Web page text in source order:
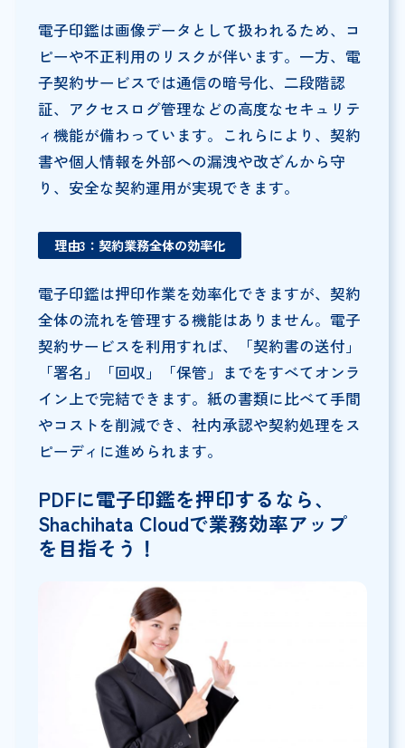
電子印鑑は画像データとして扱われるため、コ
ピーや不正利用のリスクが伴います。一方、電
子契約サービスでは通信の暗号化、二段階認
証、アクセスログ管理などの高度なセキュリテ
ィ機能が備わっています。これらにより、契約
書や個人情報を外部への漏洩や改ざんから守
り、安全な契約運用が実現できます。
理由3：契約業務全体の効率化
電子印鑑は押印作業を効率化できますが、契約
全体の流れを管理する機能はありません。電子
契約サービスを利用すれば、「契約書の送付」
「署名」「回収」「保管」までをすべてオンラ
イン上で完結できます。紙の書類に比べて手間
やコストを削減でき、社内承認や契約処理をス
ピーディに進められます。
PDFに電子印鑑を押印するなら、
Shachihata Cloudで業務効率アップ
を目指そう！